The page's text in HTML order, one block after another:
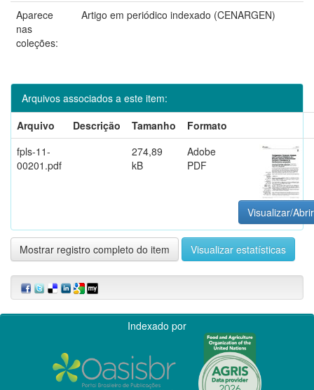
Aparece
nas
coleções:
Artigo em periódico indexado (CENARGEN)
Arquivos associados a este item:
Arquivo
Descrição Tamanho
Formato
fpls-11-
00201.pdf
274,89
kB
Adobe
PDF
Visualizar/Abrir
Mostrar registro completo do item Visualizar estatísticas
Indexado por